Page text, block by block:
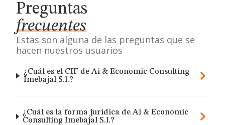
Preguntas
frecuentes
Estas son alguna de las preguntas que se
hacen nuestros usuarios
¿Cuál es el CIF de Ai & Economic Consulting
Imebajal S.l.?
¿Cuál es la forma jurídica de Ai & Economic
Consulting Imebajal S.l.?